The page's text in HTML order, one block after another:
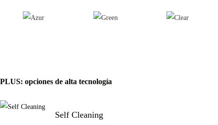
PLUS: opciones de alta tecnología
Self Cleaning